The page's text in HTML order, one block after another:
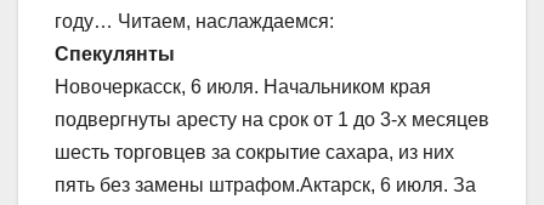
году… Читаем, наслаждаемся:
Спекулянты
Новочеркасск, 6 июля. Начальником края
подвергнуты аресту на срок от 1 до 3-х месяцев
шесть торговцев за сокрытие сахара, из них
пять без замены штрафом.Актарск, 6 июля. За